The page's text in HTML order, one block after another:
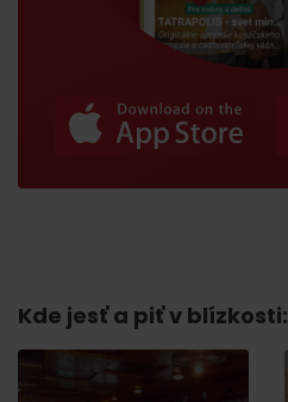
Kde jesť a piť v blízkosti:
Príchod